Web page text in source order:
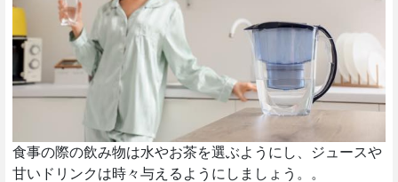
食事の際の飲み物は水やお茶を選ぶようにし、ジュースや
甘いドリンクは時々与えるようにしましょう。。